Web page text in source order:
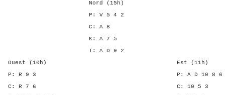
Nord (15h)
P: V 5 4 2
C: A 8
K: A 7 5
T: A D 9 2
Ouest (10h) Est (11h)
P: R 9 3 P: A D 10
C: R 7 6 C: 10